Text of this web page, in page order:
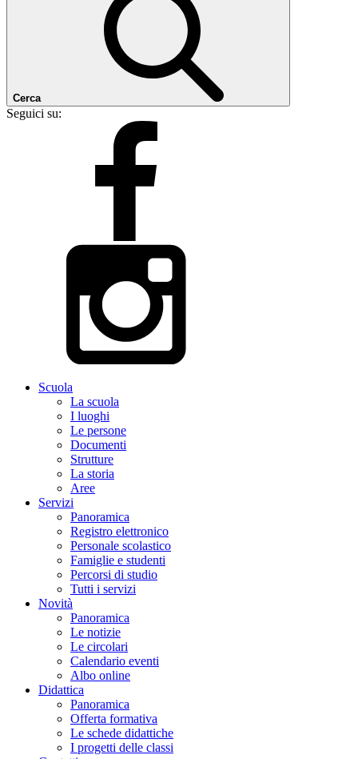
Cerca
Seguici su:
Scuola
La scuola
I luoghi
Le persone
Documenti
Strutture
La storia
Aree
Servizi
Panoramica
Registro elettronico
Personale scolastico
Famiglie e studenti
Percorsi di studio
Tutti i servizi
Novità
Panoramica
Le notizie
Le circolari
Calendario eventi
Albo online
Didattica
Panoramica
Offerta formativa
Le schede didattiche
I progetti delle classi